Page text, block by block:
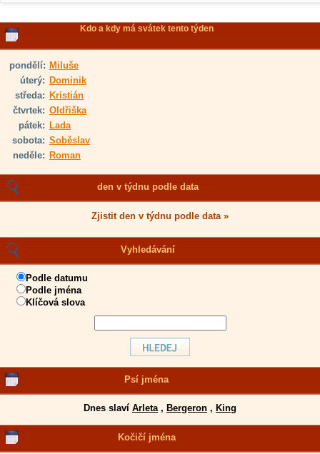
Kdo a kdy má svátek tento týden
pondělí: Miluše
úterý: Dominik
středa: Kristián
čtvrtek: Oldřiška
pátek: Lada
sobota: Soběslav
neděle: Roman
den v týdnu podle data
Zjistit den v týdnu podle data »
Vyhledávání
Podle datumu
Podle jména
Klíčová slova
Psí jména
Dnes slaví Arleta, Bergeron , King
Kočičí jména